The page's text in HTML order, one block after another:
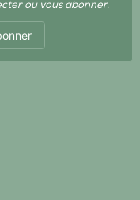
ou vous abonner.